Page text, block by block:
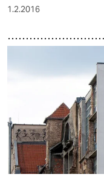
1.2.2016